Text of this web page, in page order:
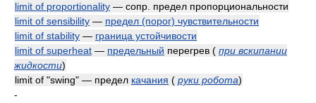
limit of proportionality — сопр. предел пропорциональности
limit of sensibility — предел (порог) чувствительности
limit of stability — граница устойчивости
limit of superheat — предельный перегрев ( при вскипании
жидкости)
limit of "swing" — предел качания ( руки робота)
-